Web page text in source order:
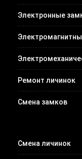
Электронные
Ремонт личинок
Смена замков
Смена личинок